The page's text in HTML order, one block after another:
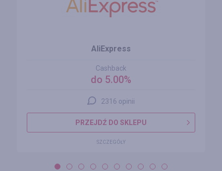
AliExpress
Cashback
do 5.00%
2316 opinii
PRZEJDŹ DO SKLEPU
SZCZEGÓŁY